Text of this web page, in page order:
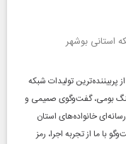
استانی بوشهر
تولیدات شبکه
بومی، گفت‌وگوی صمیمی و
خانواده‌های استان
با ما از تجربه اجرا، رمز